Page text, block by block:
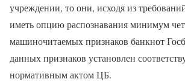
учреждении, то они, исходя из
иметь опцию распознавания минимум
машиночитаемых признаков банкнот
данных признаков установлен
нормативным актом ЦБ.